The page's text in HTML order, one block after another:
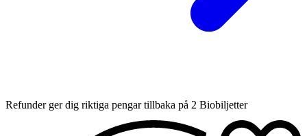
Refunder ger dig riktiga pengar tillbaka på 2 Biobiljetter